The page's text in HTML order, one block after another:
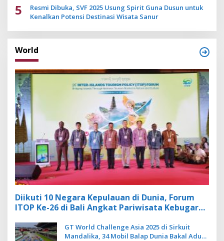
5
Resmi Dibuka, SVF 2025 Usung Spirit Guna Dusun untuk
Kenalkan Potensi Destinasi Wisata Sanur
World
Diikuti 10 Negara Kepulauan di Dunia, Forum
ITOP Ke-26 di Bali Angkat Pariwisata Kebugaran
GT World Challenge Asia 2025 di Sirkuit
Mandalika, 34 Mobil Balap Dunia Bakal Adu